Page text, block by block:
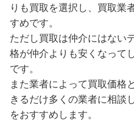
りも買取を選択し、買取業
すめです。
ただし買取は仲介にはない
格が仲介よりも安くなって
です。
また業者によって買取価格
きるだけ多くの業者に相談
をおすすめします。